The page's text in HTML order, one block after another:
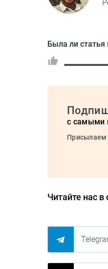
Была ли статья
с самыми
Присылаем
Читайте нас в